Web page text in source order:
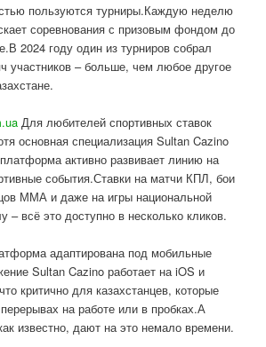
пользуются турниры.Каждую неделю
соревнования с призовым фондом до
2024 году один из турниров собрал
участников – больше, чем любое другое
Для любителей спортивных ставок
основная специализация Sultan Cazino
активно развивает линию на
события.Ставки на матчи КПЛ, бои
ММА и даже на игры национальной
– всё это доступно в несколько кликов.
адаптирована под мобильные
Sultan Cazino работает на iOS и
критично для казахстанцев, которые
на работе или в пробках.А
известно, дают на это немало времени.